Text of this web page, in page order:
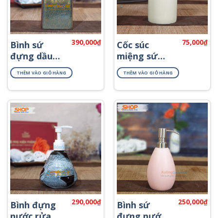
Bình sứ
đựng dầu
gội khách
sạn PKNT-
58
390,000₫
THÊM VÀO GIỎ HÀNG
Cốc súc
miệng sứ
Bát Tràng
PKNT-10
75,000₫
THÊM VÀO GIỎ HÀNG
Bình đựng
290,000₫
Bình sứ
250,000₫